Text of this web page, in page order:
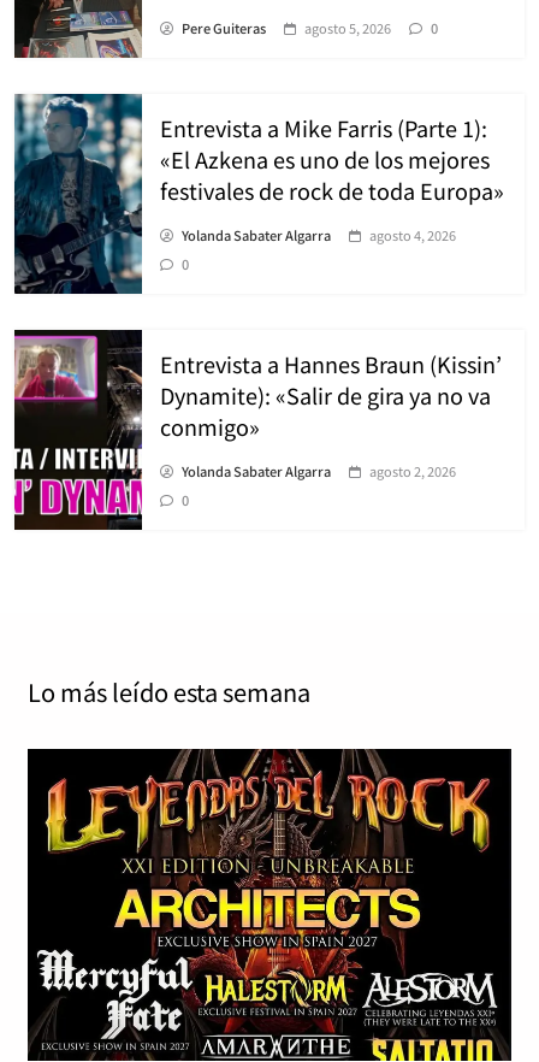
Pere Guiteras agosto 5, 2026 0
Entrevista a Mike Farris (Parte 1):
«El Azkena es uno de los mejores
festivales de rock de toda Europa»
Yolanda Sabater Algarra
agosto 4, 2026
0
Entrevista a Hannes Braun (Kissin’
Dynamite): «Salir de gira ya no va
conmigo»
Yolanda Sabater Algarra
agosto 2, 2026
0
Lo más leído esta semana